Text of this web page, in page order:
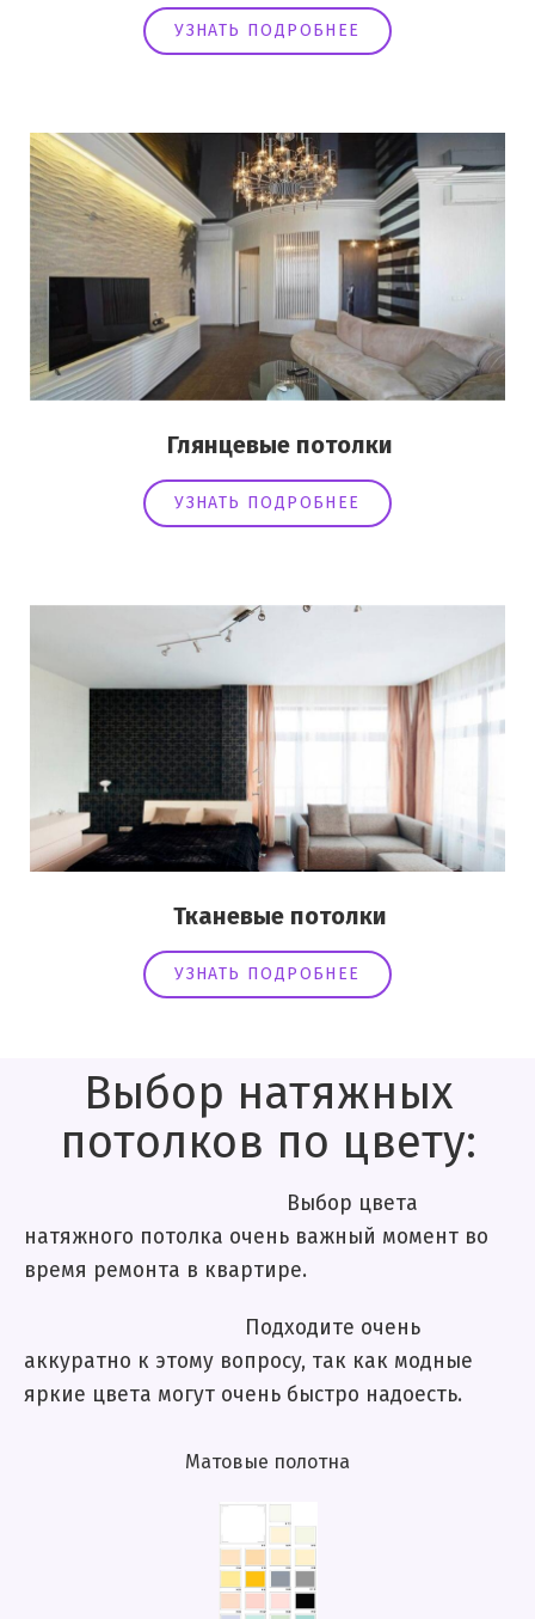
УЗНАТЬ ПОДРОБНЕЕ
Глянцевые потолки
УЗНАТЬ ПОДРОБНЕЕ
Тканевые потолки
УЗНАТЬ ПОДРОБНЕЕ
Выбор натяжных
потолков по цвету:
Выбор цвета
натяжного потолка очень важный момент во
время ремонта в квартире.
Подходите очень
аккуратно к этому вопросу, так как модные
яркие цвета могут очень быстро надоесть.
Матовые полотна